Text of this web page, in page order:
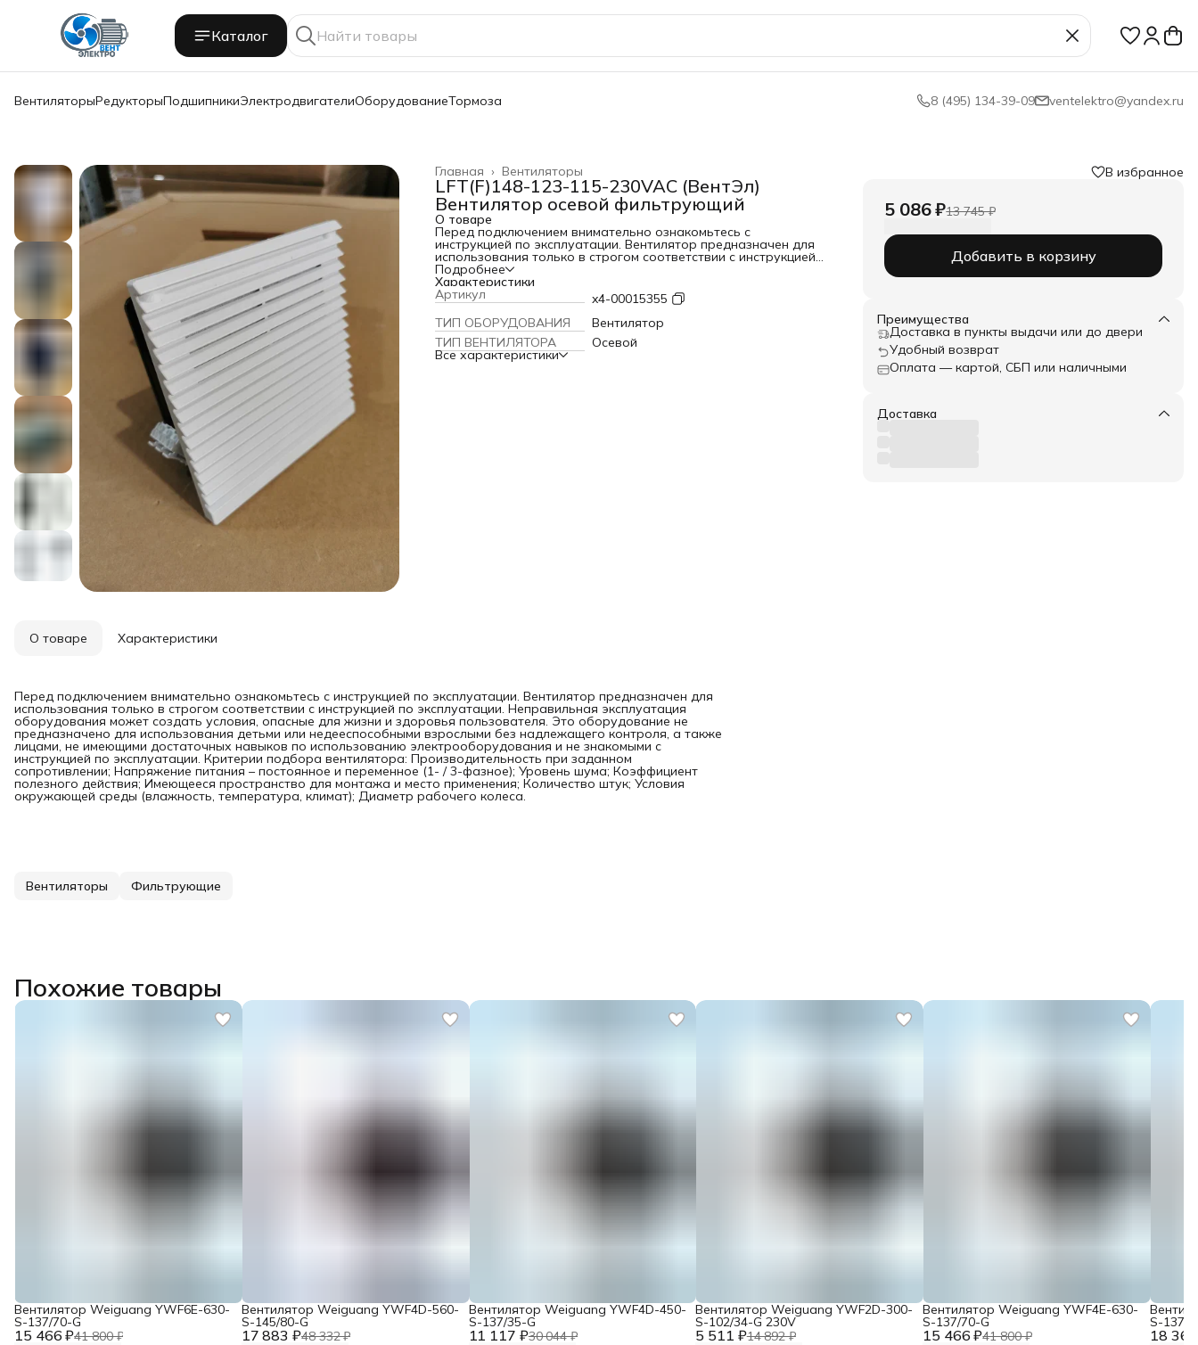
Каталог
ВентиляторыРедукторыПодшипникиЭлектродвигателиОборудованиеТормоза 8 (495) 134-39-09 ventelektro@yandex.ru
Вентиляторы
Главная ›
LFT(F)148-123-115-230VAC (ВентЭл)
Вентилятор осевой фильтрующий
О товаре
Перед подключением внимательно ознакомьтесь с
инструкцией по эксплуатации. Вентилятор предназначен для
использования только в строгом соответствии с инструкцией
по эксплуатации. Неправильная эксплуатация оборудования
может создать условия, опасные для жизни и здоровья
пользователя. Это оборудование не предназначено для
использования детьми или недееспособными взрослыми без
надлежащего контроля, а также лицами, не имеющими
достаточных навыков по использованию
электрооборудования и не знакомыми с инструкцией по
эксплуатации. Критерии подбора вентилятора:
Подробнее
Характеристики
Артикул
x4-00015355
ТИП ОБОРУДОВАНИЯ
Вентилятор
ТИП ВЕНТИЛЯТОРА
Осевой
Все характеристики
В избранное
5 086 ₽13 745 ₽
Добавить в корзину
Преимущества
Доставка в пункты выдачи или до двери
Удобный возврат
Оплата — картой, СБП или наличными
Доставка
О товаре Характеристики
Перед подключением внимательно ознакомьтесь с инструкцией по эксплуатации. Вентилятор предназначен для
использования только в строгом соответствии с инструкцией по эксплуатации. Неправильная эксплуатация
оборудования может создать условия, опасные для жизни и здоровья пользователя. Это оборудование не
предназначено для использования детьми или недееспособными взрослыми без надлежащего контроля, а также
лицами, не имеющими достаточных навыков по использованию электрооборудования и не знакомыми с
инструкцией по эксплуатации. Критерии подбора вентилятора: Производительность при заданном
cопротивлении; Напряжение питания – постоянное и переменное (1- / 3-фазное); Уровень шума; Коэффициент
полезного действия; Имеющееся пространство для монтажа и место применения; Количество штук; Условия
окружающей среды (влажность, температура, климат); Диаметр рабочего колеса.
Вентиляторы Фильтрующие
Похожие товары
15 466 ₽41 800 ₽
Вентилятор Weiguang YWF6E-630-
S-137/70-G
17 883 ₽48 332 ₽
Вентилятор Weiguang YWF4D-560-
S-145/80-G
11 117 ₽30 044 ₽
Вентилятор Weiguang YWF4D-450-
S-137/35-G
5 511 ₽14 892 ₽
Вентилятор Weiguang YWF2D-300-
S-102/34-G 230V
15 466 ₽41 800 ₽
Вентилятор Weiguang YWF4E-630-
S-137/70-G
18
S-137/